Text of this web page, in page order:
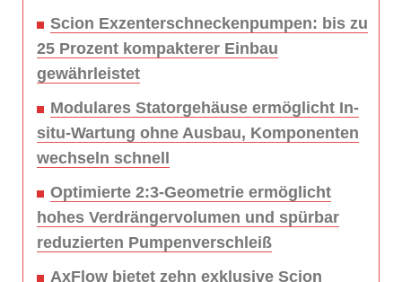
Scion Exzenterschneckenpumpen: bis zu
25 Prozent kompakterer Einbau
gewährleistet
Modulares Statorgehäuse ermöglicht In-
situ-Wartung ohne Ausbau, Komponenten
wechseln schnell
Optimierte 2:3-Geometrie ermöglicht
hohes Verdrängervolumen und spürbar
reduzierten Pumpenverschleiß
AxFlow bietet zehn exklusive Scion